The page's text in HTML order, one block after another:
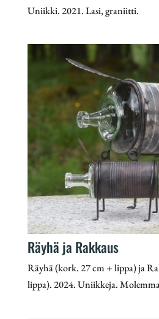
Uniikki. 2021. Lasi, graniitti.
Räyhä ja Rakkaus
Räyhä (kork. 27 cm + lippa) ja
lippa). 2024. Uniikkeja.